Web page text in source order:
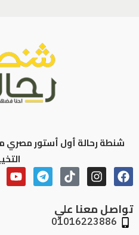
شنطة رحالة أول أستور
تواصل معنا علي
01016223886